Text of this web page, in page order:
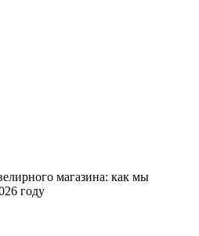
магазина: как мы
году